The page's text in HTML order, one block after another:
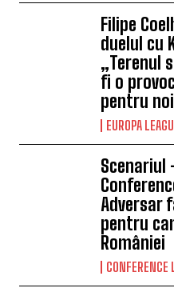
Filipe
duelul cu
„Terenul
fi o
pentru
EUROPA
Scenariul
Adversar
pentru
României
CONFERENCE